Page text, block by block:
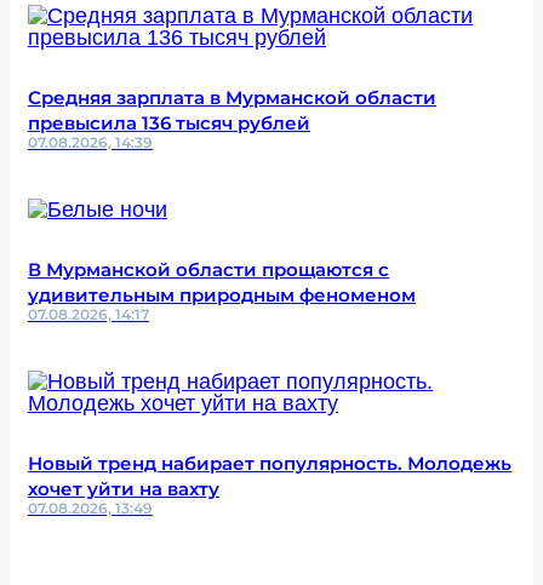
Средняя зарплата в Мурманской области
превысила 136 тысяч рублей
07.08.2026, 14:39
В Мурманской области прощаются с
удивительным природным феноменом
07.08.2026, 14:17
Новый тренд набирает популярность. Молодежь
хочет уйти на вахту
07.08.2026, 13:49